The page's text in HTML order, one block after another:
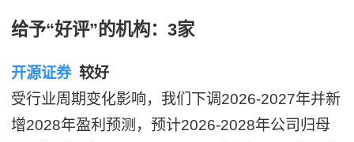
给予“好评”的机构：3家
开源证券较好
受行业周期变化影响，我们下调2026-2027年并新
增2028年盈利预测，预计2026-2028年公司归母